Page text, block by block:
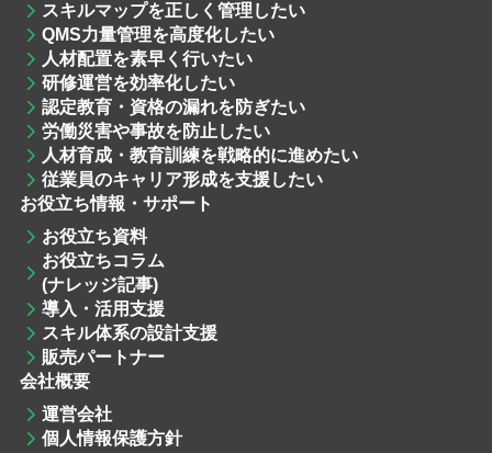
スキルマップを正しく管理したい
QMS力量管理を高度化したい
人材配置を素早く行いたい
研修運営を効率化したい
認定教育・資格の漏れを防ぎたい
労働災害や事故を防止したい
人材育成・教育訓練を戦略的に進めたい
従業員のキャリア形成を支援したい
お役立ち情報・サポート
お役立ち資料
お役立ちコラム
(ナレッジ記事)
導入・活用支援
スキル体系の設計支援
販売パートナー
会社概要
運営会社
個人情報保護方針